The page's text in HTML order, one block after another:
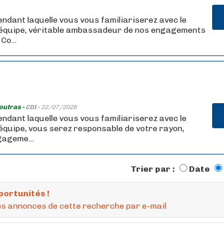
laquelle vous vous familiariserez avec le
véritable ambassadeur de nos engagements
-CDI - 22/07/2026
laquelle vous vous familiariserez avec le
vous serez responsable de votre rayon,
Trier par : Date
!
annonces de cette recherche par e-mail